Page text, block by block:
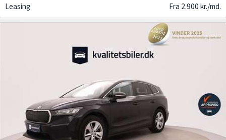
Leasing
Fra 2.900 kr./md.